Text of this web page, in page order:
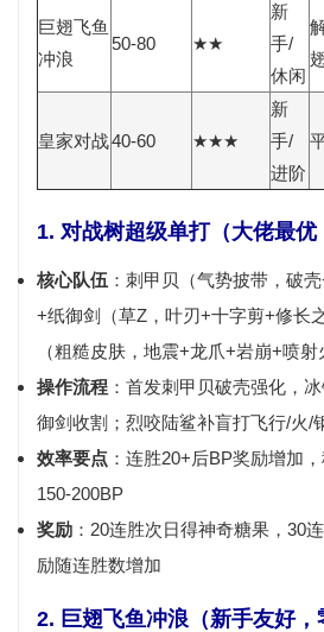
巨翅飞鱼
冲浪
50-80 ★★
新
手/
休闲
皇家对战40-60 ★★★
新
手/
进阶
1. 对战树超级单打（大佬最优
核心队伍 ：刺甲贝（气势披带，破
+纸御剑（草Z，叶刃+十字剪+修长
（粗糙皮肤，地震+龙爪+岩崩+喷射
操作流程 ：首发刺甲贝破壳强化，
御剑收割；烈咬陆鲨补盲打飞行/火/
效率要点 ：连胜20+后BP奖励增加
150-200BP
奖励 ：20连胜次日得神奇糖果，30
励随连胜数增加
2. 巨翅飞鱼冲浪（新手友好，